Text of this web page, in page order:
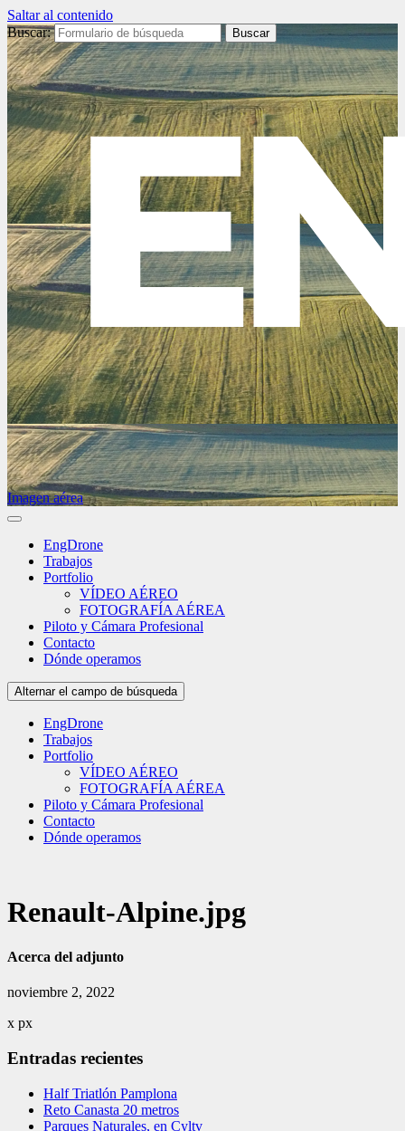
Saltar al contenido
Buscar:
Imagen aérea
EngDrone
Trabajos
Portfolio
VÍDEO AÉREO
FOTOGRAFÍA AÉREA
Piloto y Cámara Profesional
Contacto
Dónde operamos
Alternar el campo de búsqueda
EngDrone
Trabajos
Portfolio
VÍDEO AÉREO
FOTOGRAFÍA AÉREA
Piloto y Cámara Profesional
Contacto
Dónde operamos
Renault-Alpine.jpg
Acerca del adjunto
noviembre 2, 2022
x px
Entradas recientes
Half Triatlón Pamplona
Reto Canasta 20 metros
Parques Naturales, en Cyltv